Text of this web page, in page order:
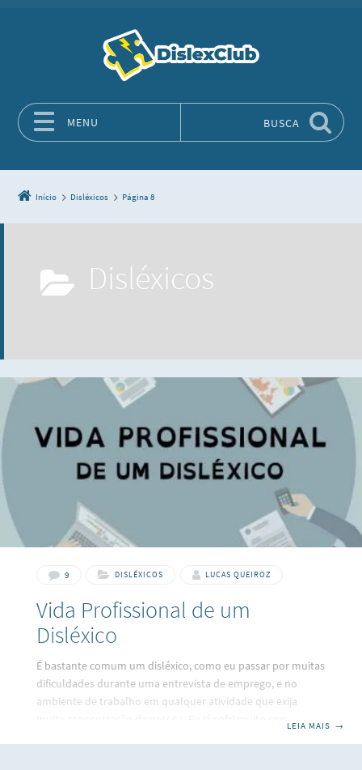
MENU BUSCA
Início Disléxicos Página 8
Disléxicos
9 DISLÉXICOS LUCAS QUEIROZ
Vida Profissional de um
Disléxico
É bastante comum um disléxico, como eu passar por muitas
dificuldades durante uma entrevista de emprego, e no
ambiente de trabalho em qualquer atividade que exija
LEIA MAIS →